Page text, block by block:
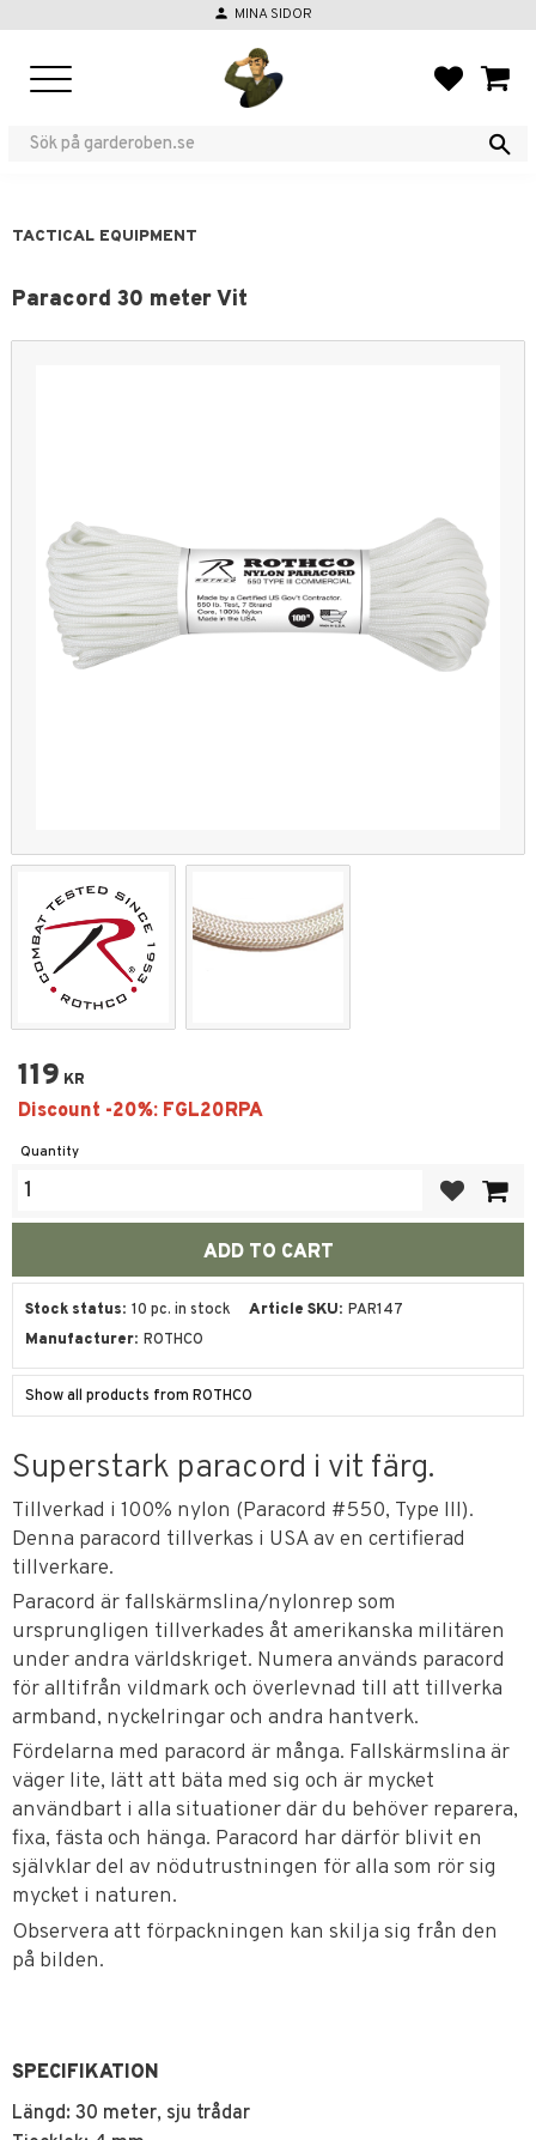
person MINA SIDOR
TACTICAL EQUIPMENT
Paracord 30 meter Vit
119 KR
Quantity
Stock status 10 pc. in stock Article SKU PAR147
Manufacturer ROTHCO
Show all products from ROTHCO
Superstark paracord i vit färg.
Tillverkad i 100% nylon (Paracord #550, Type III).
Denna paracord tillverkas i USA av en certifierad
tillverkare.
Paracord är fallskärmslina/nylonrep som
ursprungligen tillverkades åt amerikanska militären
under andra världskriget. Numera används paracord
för alltifrån vildmark och överlevnad till att tillverka
armband, nyckelringar och andra hantverk.
Fördelarna med paracord är många. Fallskärmslina är
väger lite, lätt att bäta med sig och är mycket
användbart i alla situationer där du behöver reparera,
fixa, fästa och hänga. Paracord har därför blivit en
självklar del av nödutrustningen för alla som rör sig
mycket i naturen.
Observera att förpackningen kan skilja sig från den
på bilden.
SPECIFIKATION
Längd: 30 meter, sju trådar